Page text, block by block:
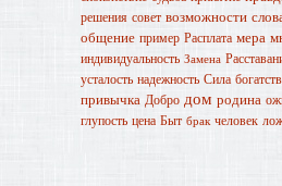
решения совет возможности
общение пример Расплата мера
индивидуальность Замена
усталость надежность Сила
привычка Добро дом родина
глупость цена Быт брак человек